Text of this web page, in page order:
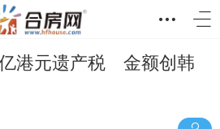
港元遗产税 金额创韩